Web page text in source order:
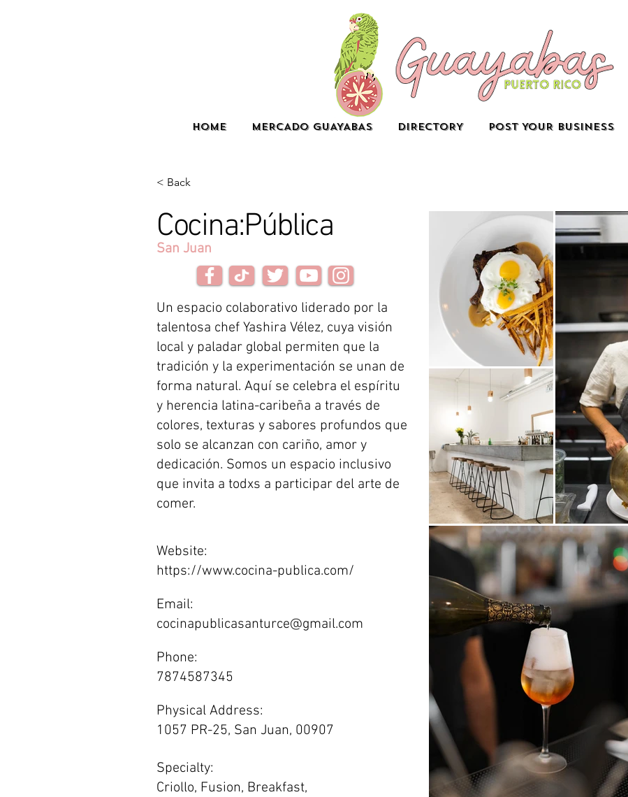
HOME MERCADO GUAYABAS DIRECTORY POST YOUR BUSINESS
< Back
Cocina:Pública
San Juan
Un espacio colaborativo liderado por la
talentosa chef Yashira Vélez, cuya visión
local y paladar global permiten que la
tradición y la experimentación se unan de
forma natural. Aquí se celebra el espíritu
y herencia latina-caribeña a través de
colores, texturas y sabores profundos que
solo se alcanzan con cariño, amor y
dedicación. Somos un espacio inclusivo
que invita a todxs a participar del arte de
comer.
Website:
https://www.cocina-publica.com/
Email:
cocinapublicasanturce@gmail.com
Phone:
7874587345
Physical Address:
1057 PR-25, San Juan, 00907
Specialty:
Criollo, Fusion, Breakfast,